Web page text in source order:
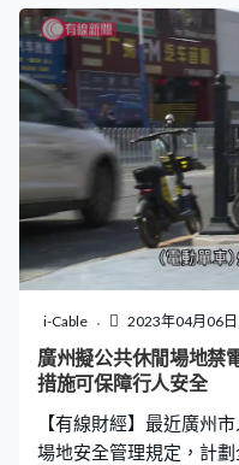
括住宿及餐飲業，平均
4500元，不過仍然高出
至，在廣州有旅行社指
長線旅行團在三月尾便
方，例如印尼峇里島、
旅行平台携程數據顯示
增長了18倍，單程機票
i-Cable 2023年04月06日
廣州擬公共休閒場地禁
措施可保障行人安全
【有線財經】最近廣州
場地安全管理規定，計